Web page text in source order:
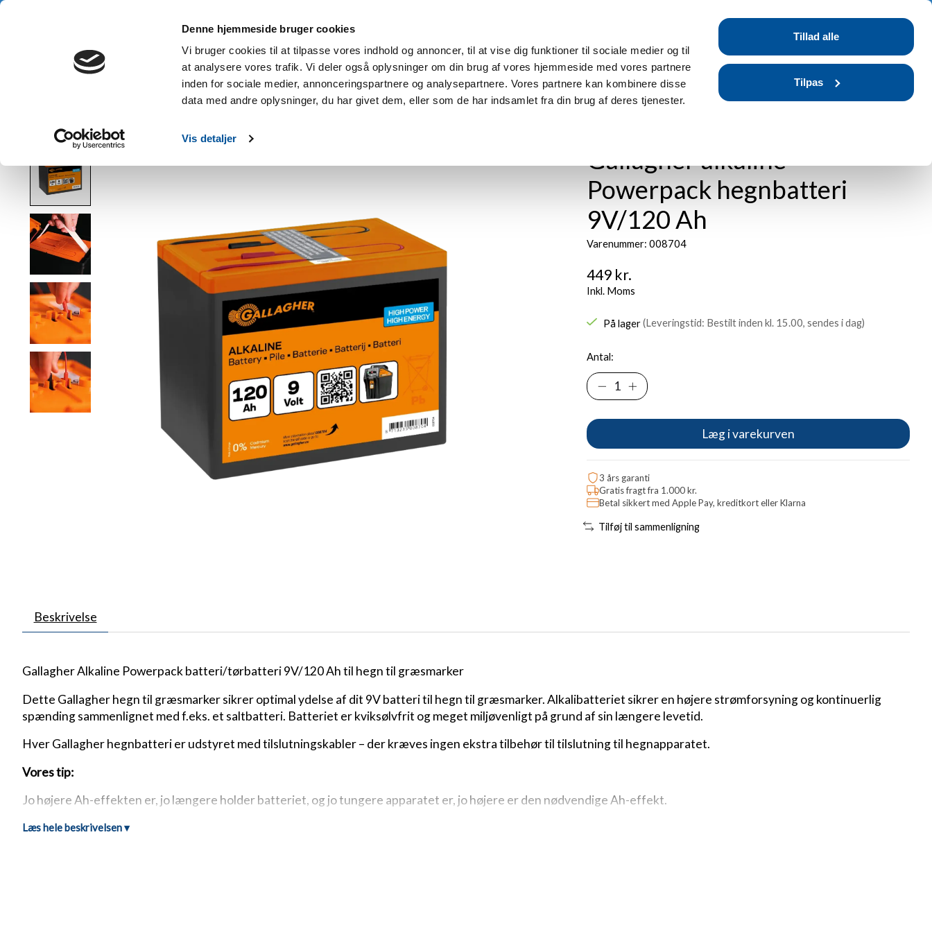
Denne hjemmeside bruger cookies
Vi bruger cookies til at tilpasse vores indhold og annoncer, til at vise dig funktioner til sociale medier og til
at analysere vores trafik. Vi deler også oplysninger om din brug af vores hjemmeside med vores partnere
inden for sociale medier, annonceringspartnere og analysepartnere. Vores partnere kan kombinere disse
data med andre oplysninger, du har givet dem, eller som de har indsamlet fra din brug af deres tjenester.
Vis detaljer
Tillad alle
Tilpas
Hjem Produkter Find din model Manualer Find forhandler Blog
Gallagher alkaline Powerpack hegnbatteri 9V/120 Ah
Product image slideshow Items
Gallagher alkaline
Powerpack hegnbatteri
9V/120 Ah
Varenummer: 008704
449 kr.
Inkl. Moms
På lager(Leveringstid: Bestilt inden kl. 15.00, sendes i dag)
Antal:
Læg i varekurven
3 års garanti
Gratis fragt fra 1.000 kr.
Betal sikkert med Apple Pay, kreditkort eller Klarna
Tilføj til sammenligning
Beskrivelse
Gallagher Alkaline Powerpack batteri/tørbatteri 9V/120 Ah til hegn til græsmarker
Dette Gallagher hegn til græsmarker sikrer optimal ydelse af dit 9V batteri til hegn til græsmarker. Alkalibatteriet sikrer en højere strømforsyning og kontinuerlig
spænding sammenlignet med f.eks. et saltbatteri. Batteriet er kviksølvfrit og meget miljøvenligt på grund af sin længere levetid.
Hver Gallagher hegnbatteri er udstyret med tilslutningskabler – der kræves ingen ekstra tilbehør til tilslutning til hegnapparatet.
Vores tip:
Jo højere Ah-effekten er, jo længere holder batteriet, og jo tungere apparatet er, jo højere er den nødvendige Ah-effekt.
Velegnet til alle 9V hegnapparater
Læs hele beskrivelsen ▾